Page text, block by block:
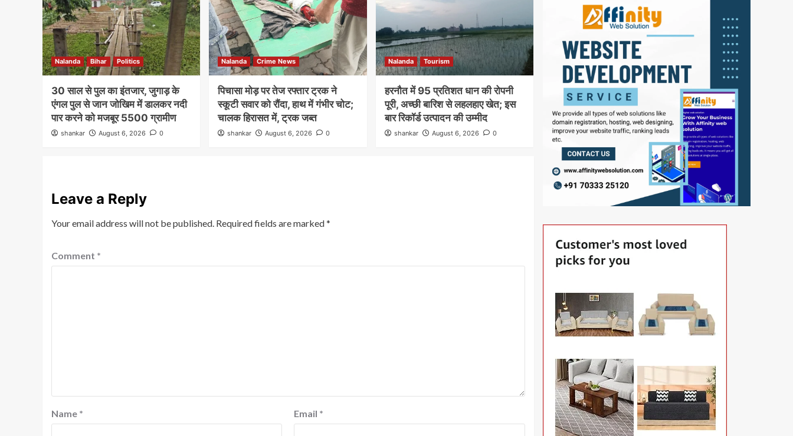
Nalanda Bihar Politics
30 साल से पुल का इंतजार, जुगाड़ के
एंगल पुल से जान जोखिम में डालकर नदी
पार करने को मजबूर 5500 ग्रामीण
shankar August 6, 2026 0
Nalanda Crime News
पिचासा मोड़ पर तेज रफ्तार ट्रक ने
स्कूटी सवार को रौंदा, हाथ में गंभीर चोट;
चालक हिरासत में, ट्रक जब्त
shankar August 6, 2026 0
Nalanda Tourism
हरनौत में 95 प्रतिशत धान की रोपनी
पूरी, अच्छी बारिश से लहलहाए खेत; इस
बार रिकॉर्ड उत्पादन की उम्मीद
shankar August 6, 2026 0
Leave a Reply
Your email address will not be published. Required fields are marked*
Comment *
Name * Email *